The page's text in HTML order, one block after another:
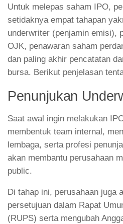
Untuk melepas saham IPO,
setidaknya empat tahapan
underwriter (penjamin emisi),
OJK, penawaran saham
dan paling akhir pencatatan
bursa. Berikut penjelasan
Penunjukan
Saat awal ingin melakukan
membentuk team internal,
lembaga, serta profesi
akan membantu perusahaan
public.
Di tahap ini, perusahaan juga
persetujuan dalam Rapat
(RUPS) serta mengubah